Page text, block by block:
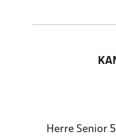
Herre Senior